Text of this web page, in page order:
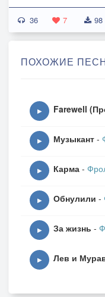
36 7 98
ПОХОЖИЕ
▶ Farewell
▶ Музыкант -
▶ Карма -
▶ Обнулили -
▶ За жизнь -
▶ Лев и